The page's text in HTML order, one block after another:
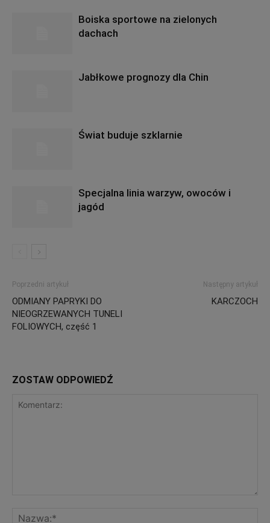
Boiska sportowe na zielonych
dachach
Jabłkowe prognozy dla Chin
Świat buduje szklarnie
Specjalna linia warzyw, owoców i
jagód
Poprzedni artykuł
ODMIANY PAPRYKI DO
NIEOGRZEWANYCH TUNELI
FOLIOWYCH, część 1
Następny artykuł
KARCZOCH
ZOSTAW ODPOWIEDŹ